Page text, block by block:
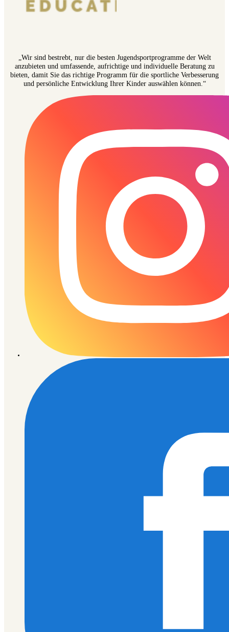
„Wir sind bestrebt, nur die besten Jugendsportprogramme der Welt
anzubieten und umfassende, aufrichtige und individuelle Beratung zu
bieten, damit Sie das richtige Programm für die sportliche Verbesserung
und persönliche Entwicklung Ihrer Kinder auswählen können.“